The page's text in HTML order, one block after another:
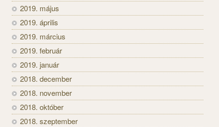
2019. május
2019. április
2019. március
2019. február
2019. január
2018. december
2018. november
2018. október
2018. szeptember